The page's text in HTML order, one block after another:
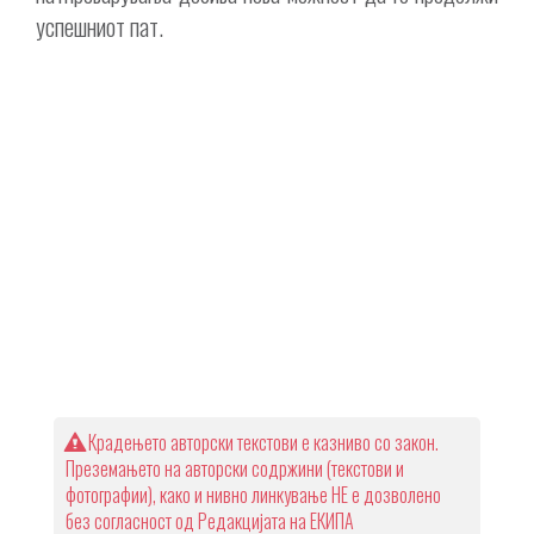
успешниот пат.
Крадењето авторски текстови е казниво со закон.
Преземањето на авторски содржини (текстови и
фотографии), како и нивно линкување НЕ е дозволено
без согласност од Редакцијата на ЕКИПА